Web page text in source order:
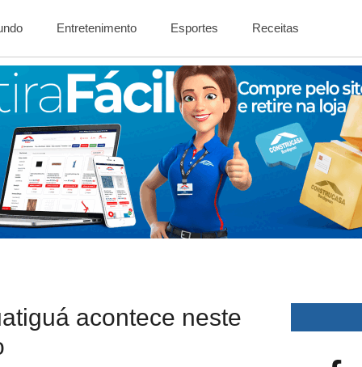
Entretenimento Esportes Receitas
acontece neste